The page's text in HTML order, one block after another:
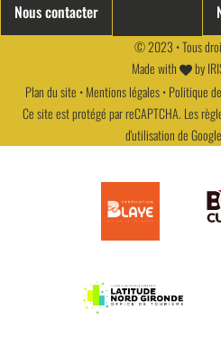
Nous contacter
© 2023 • Tous
Made with
by
Plan du site •Mentions légales•Politique
Ce site est protégé par reCAPTCHA. Les
d'utilisationde